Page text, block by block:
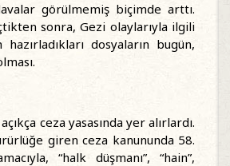
görülmemiş biçimde arttı.
sonra, Gezi olaylarıyla ilgili
dosyaların bugün,
ceza yasasında yer alırlardı.
giren ceza kanununda 58.
“halk düşmanı”, “hain”,